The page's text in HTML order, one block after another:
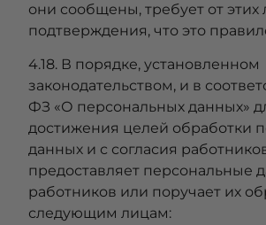
они сообщены, требует от этих
подтверждения, что это
4.18. В порядке, установленном
законодательством, и в
ФЗ «О персональных данных»
достижения целей обработки
данных и с согласия
предоставляет персональные
работников или поручает их
следующим лицам: